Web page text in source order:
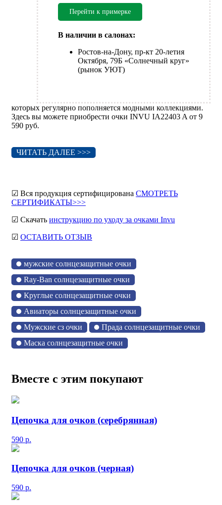
Перейти к примерке
В наличии в салонах:
Ростов-на-Дону, пр-кт 20-летия
Октября, 79Б «Солнечный круг»
(рынок УЮТ)
которых регулярно пополняется модными коллекциями.
Здесь вы можете приобрести очки INVU IA22403 A от 9
590 руб.
ЧИТАТЬ ДАЛЕЕ >>>
☑ Вся продукция сертифицирована СМОТРЕТЬ
СЕРТИФИКАТЫ>>>
☑ Скачать инструкцию по уходу за очками Invu
☑ ОСТАВИТЬ ОТЗЫВ
мужские солнцезащитные очки
Ray-Ban солнцезащитные очки
Круглые солнцезащитные очки
Авиаторы солнцезащитные очки
Мужские сз очки
Прада солнцезащитные очки
Маска солнцезащитные очки
Вместе с этим покупают
Цепочка для очков (серебрянная)
590 р.
Цепочка для очков (черная)
590 р.